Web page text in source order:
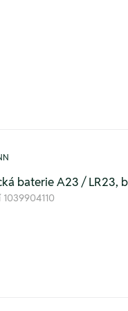
baterie A23 / LR23,
1039904110